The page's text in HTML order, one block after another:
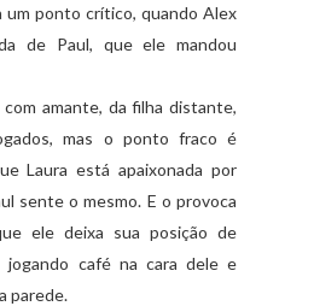
um ponto crítico, quando Alex
de Paul, que ele mandou
amante, da filha distante,
mas o ponto fraco é
Laura está apaixonada por
sente o mesmo. E o provoca
ele deixa sua posição de
jogando café na cara dele e
parede.